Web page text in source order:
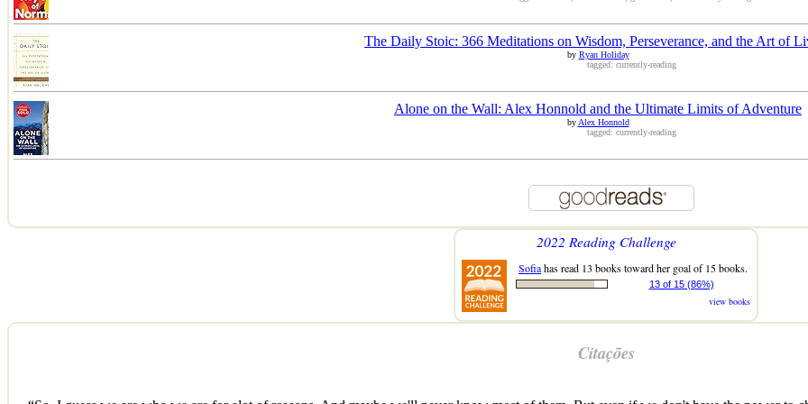
The Daily Stoic: 366 Meditations on Wisdom, Perseverance, and the Art of
by Ryan Holiday
tagged: currently-reading
Alone on the Wall: Alex Honnold and the Ultimate Limits of Adventure
by Alex Honnold
tagged: currently-reading
2022 Reading Challenge
Sofiahas read 13 books toward her goal of 15 books.
13 of 15 (86%)
view books
Citações